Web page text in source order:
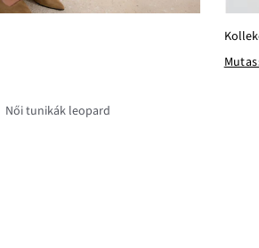
Női tunikák leopard